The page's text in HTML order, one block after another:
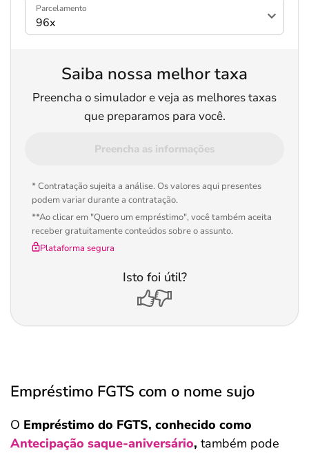
Parcelamento
Saiba nossa melhor taxa
Preencha o simulador e veja as melhores taxas
que preparamos para você.
Preencha as informações
* Contratação sujeita a análise. Os valores aqui presentes
podem variar durante a contratação.
**Ao clicar em "Quero um empréstimo", você também aceita
receber gratuitamente conteúdos sobre o assunto.
Plataforma segura
Isto foi útil?
Empréstimo FGTS com o nome sujo
O Empréstimo do FGTS, conhecido como
Antecipação saque-aniversário, também pode